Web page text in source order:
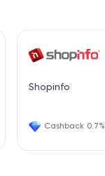
Shopinfo
Cashback 0.7%